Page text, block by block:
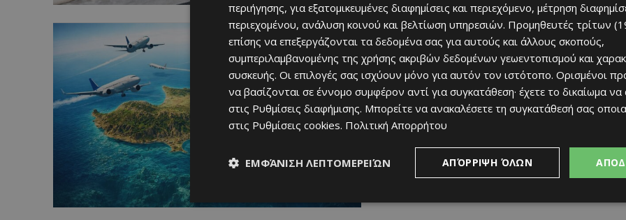
Ο τουρισμός ως εθνική
ΜΈΝΟΥΜΕ ΕΝΗΜΕΡΩΜΈΝΟΙ August 6, 2026
Του Γιάννου Πανταζή* Είναι κοινή πεποίθηση ότι ο τουρισμός
αποτελεί μία από τις σημαντικότερες βιομηχανίες
Κύπρου και διαχρονικά λειτουργεί ως βασικός
ανάπτυξης της...
περιήγησης, για εξατομικευμένες διαφημίσεις και περιεχόμενο, μέτρηση
περιεχομένου, ανάλυση κοινού και βελτίωση υπηρεσιών. Προμηθευτές τρίτων
επίσης να επεξεργάζονται τα δεδομένα σας για αυτούς και άλλους σκοπούς,
συμπεριλαμβανομένης της χρήσης ακριβών δεδομένων γεωεντοπισμού και
συσκευής. Οι επιλογές σας ισχύουν μόνο για αυτόν τον ιστότοπο. Ορισμένοι
να βασίζονται σε έννομο συμφέρον αντί για συγκατάθεση· έχετε το δικαίωμα να
στις Ρυθμίσεις διαφήμισης. Μπορείτε να ανακαλέσετε τη συγκατάθεσή σας
στις Ρυθμίσεις cookies. Πολιτική Απορρήτου
ΑΠΌΡΡΙΨΗ ΌΛΩΝ
ΕΜΦΆΝΙΣΗ ΛΕΠΤΟΜΕΡΕΙΏΝ